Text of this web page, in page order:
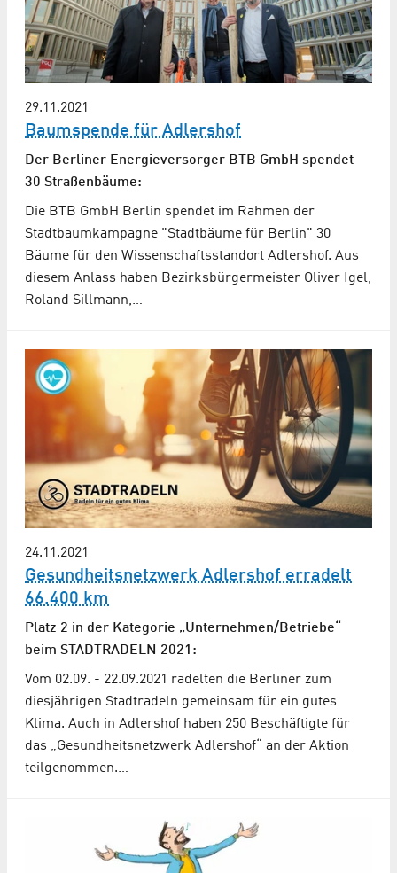
29.11.2021
Baumspende für Adlershof
Der Berliner Energieversorger BTB GmbH spendet
30 Straßenbäume:
Die BTB GmbH Berlin spendet im Rahmen der
Stadtbaumkampagne "Stadtbäume für Berlin" 30
Bäume für den Wissenschaftsstandort Adlershof. Aus
diesem Anlass haben Bezirksbürgermeister Oliver Igel,
Roland Sillmann,…
24.11.2021
Gesundheitsnetzwerk Adlershof erradelt
66.400 km
Platz 2 in der Kategorie „Unternehmen/Betriebe“
beim STADTRADELN 2021:
Vom 02.09. - 22.09.2021 radelten die Berliner zum
diesjährigen Stadtradeln gemeinsam für ein gutes
Klima. Auch in Adlershof haben 250 Beschäftigte für
das „Gesundheitsnetzwerk Adlershof“ an der Aktion
teilgenommen.…